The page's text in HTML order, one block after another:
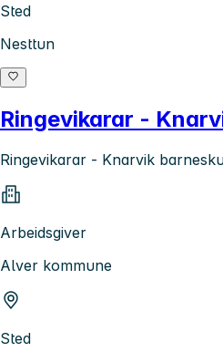
Sted
Nesttun
Ringevikarar -
Ringevikarar - Knarvik
Arbeidsgiver
Alver kommune
Sted